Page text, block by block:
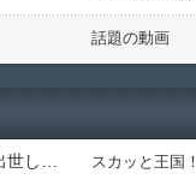
話題の動画
スカッと王国！